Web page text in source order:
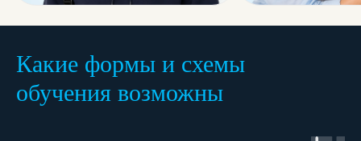
Какие формы и схемы
обучения возможны